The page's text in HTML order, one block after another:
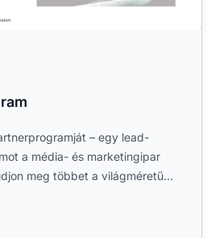
– egy lead-
a média- és marketingipar
meg többet a világméretű